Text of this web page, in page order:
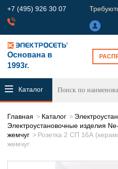
+7 (495) 926 30 07
Основана в
1993г.
Каталог
Главная Каталог
Электроустановочные изделия
жемчуг
Розетка 2 СП 16А
жемчуг